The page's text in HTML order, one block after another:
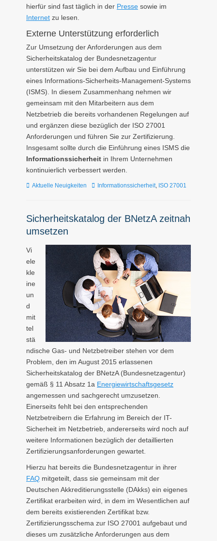
hierfür sind fast täglich in der Presse sowie im
Internet zu lesen.
Externe Unterstützung erforderlich
Zur Umsetzung der Anforderungen aus dem
Sicherheitskatalog der Bundesnetzagentur
unterstützen wir Sie bei dem Aufbau und Einführung
eines Informations-Sicherheits-Management-Systems
(ISMS). In diesem Zusammenhang nehmen wir
gemeinsam mit den Mitarbeitern aus dem
Netzbetrieb die bereits vorhandenen Regelungen auf
und ergänzen diese bezüglich der ISO 27001
Anforderungen und führen Sie zur Zertifizierung.
Insgesamt sollte durch die Einführung eines ISMS die
Informationssicherheit in Ihrem Unternehmen
kontinuierlich verbessert werden.
Kategorien
Aktuelle Neuigkeiten TagsInformationssicherheit, ISO 27001
Sicherheitskatalog der BNetzA zeitnah
umsetzen
Vi
ele
kle
ine
un
d
mit
tel
stä
ndische Gas- und Netzbetreiber stehen vor dem
Problem, den im August 2015 erlassenen
Sicherheitskatalog der BNetzA (Bundesnetzagentur)
gemäß § 11 Absatz 1a Energiewirtschaftsgesetz
angemessen und sachgerecht umzusetzen.
Einerseits fehlt bei den entsprechenden
Netzbetreibern die Erfahrung im Bereich der IT-
Sicherheit im Netzbetrieb, andererseits wird noch auf
weitere Informationen bezüglich der detaillierten
Zertifizierungsanforderungen gewartet.
Hierzu hat bereits die Bundesnetzagentur in ihrer
FAQ mitgeteilt, dass sie gemeinsam mit der
Deutschen Akkreditierungsstelle (DAkks) ein eigenes
Zertifikat erarbeiten wird, in dem im Wesentlichen auf
dem bereits existierenden Zertifikat bzw.
Zertifizierungsschema zur ISO 27001 aufgebaut und
dieses um zusätzliche Anforderungen aus dem